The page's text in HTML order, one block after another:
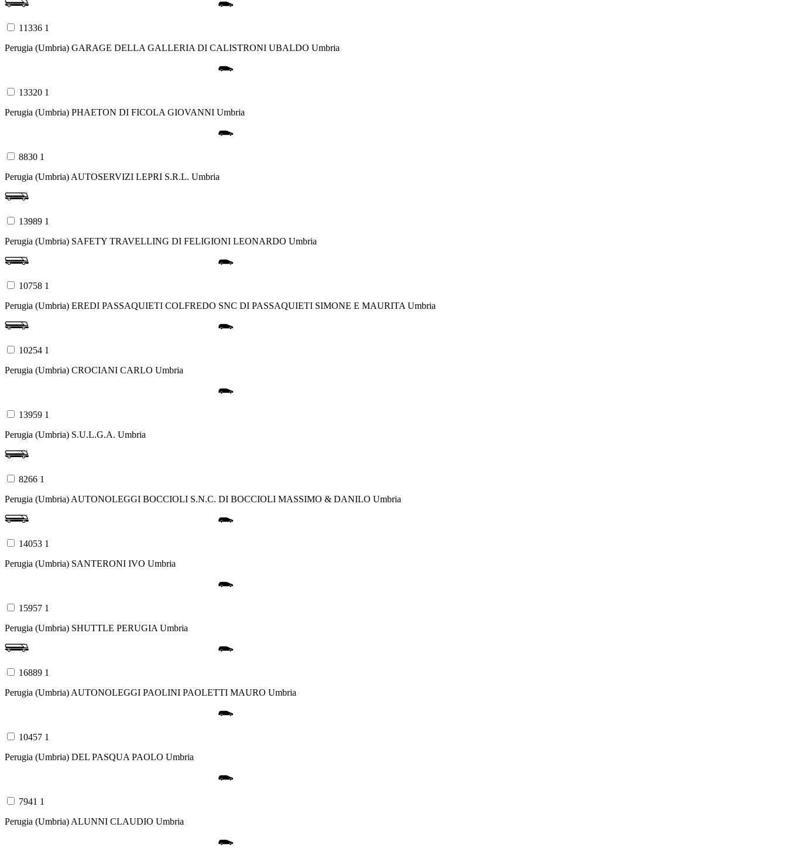
11336 1
Perugia (Umbria) GARAGE DELLA GALLERIA DI CALISTRONI UBALDO Umbria
13320 1
Perugia (Umbria) PHAETON DI FICOLA GIOVANNI Umbria
8830 1
Perugia (Umbria) AUTOSERVIZI LEPRI S.R.L. Umbria
13989 1
Perugia (Umbria) SAFETY TRAVELLING DI FELIGIONI LEONARDO Umbria
10758 1
Perugia (Umbria) EREDI PASSAQUIETI COLFREDO SNC DI PASSAQUIETI SIMONE E MAURITA Umbria
10254 1
Perugia (Umbria) CROCIANI CARLO Umbria
13959 1
Perugia (Umbria) S.U.L.G.A. Umbria
8266 1
Perugia (Umbria) AUTONOLEGGI BOCCIOLI S.N.C. DI BOCCIOLI MASSIMO & DANILO Umbria
14053 1
Perugia (Umbria) SANTERONI IVO Umbria
15957 1
Perugia (Umbria) SHUTTLE PERUGIA Umbria
16889 1
Perugia (Umbria) AUTONOLEGGI PAOLINI PAOLETTI MAURO Umbria
10457 1
Perugia (Umbria) DEL PASQUA PAOLO Umbria
7941 1
Perugia (Umbria) ALUNNI CLAUDIO Umbria